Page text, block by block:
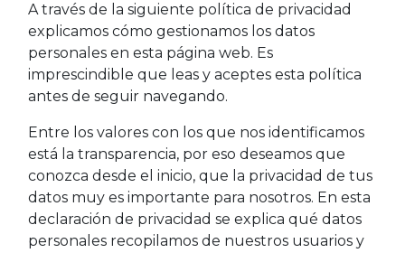
A través de la siguiente política de privacidad
explicamos cómo gestionamos los datos
personales en esta página web. Es
imprescindible que leas y aceptes esta política
antes de seguir navegando.
Entre los valores con los que nos identificamos
está la transparencia, por eso deseamos que
conozca desde el inicio, que la privacidad de tus
datos muy es importante para nosotros. En esta
declaración de privacidad se explica qué datos
personales recopilamos de nuestros usuarios y